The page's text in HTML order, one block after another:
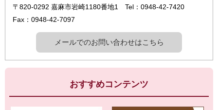
〒820-0292 嘉麻市岩崎1180番地1
Tel：0948-42-7420
Fax：0948-42-7097
メールでのお問い合わせはこちら
おすすめコンテンツ